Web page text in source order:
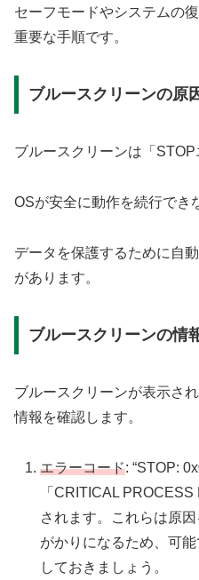
セーフモードやシステムの
重要な手順です。
ブルースクリーンの原
ブルースクリーンは「STOP
OSが安全に動作を続行でき
データを保護するために自
があります。
ブルースクリーンの情
ブルースクリーンが表示さ
情報を確認します。
エラーコード: “STOP:
「CRITICAL
されます。これらは原
がかりになるため、可
しておきましょう。